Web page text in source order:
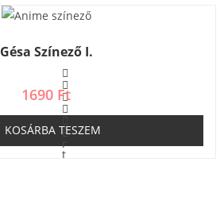
e
l
:
0
/
5
Gésa Színező I.
É
r
t
1690 Ft
KOSÁRBA TESZEM